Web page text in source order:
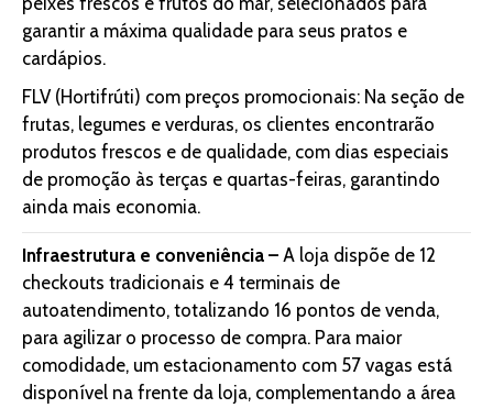
garantir a máxima qualidade para seus pratos e
cardápios.
FLV (Hortifrúti) com preços promocionais: Na seção de
frutas, legumes e verduras, os clientes encontrarão
produtos frescos e de qualidade, com dias especiais
de promoção às terças e quartas-feiras, garantindo
ainda mais economia.
Infraestrutura e conveniência – A loja dispõe de 12
checkouts tradicionais e 4 terminais de
autoatendimento, totalizando 16 pontos de venda,
para agilizar o processo de compra. Para maior
comodidade, um estacionamento com 57 vagas está
disponível na frente da loja, complementando a área